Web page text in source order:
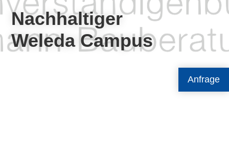
Anfrage
Nachhaltiger
Weleda Campus